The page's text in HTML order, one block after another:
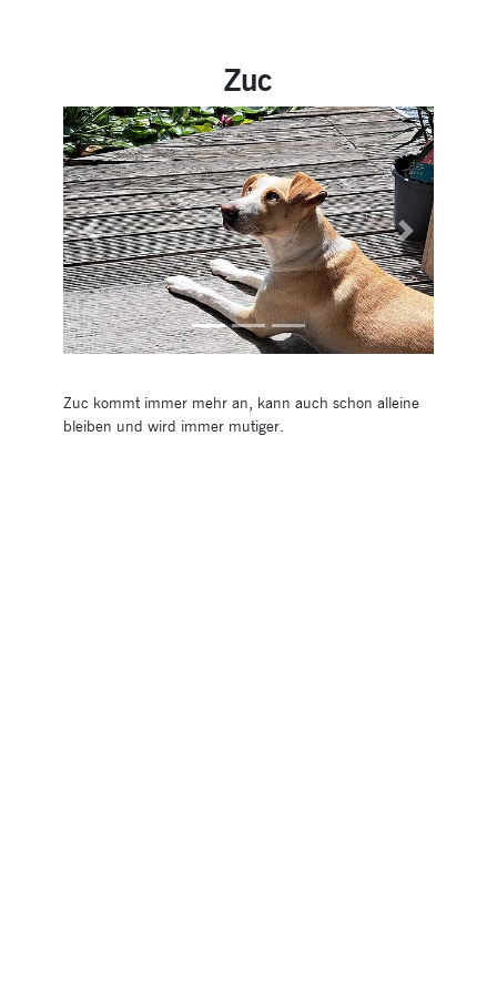
Zuc
Previous Next
Zuc kommt immer mehr an, kann auch schon alleine
bleiben und wird immer mutiger.